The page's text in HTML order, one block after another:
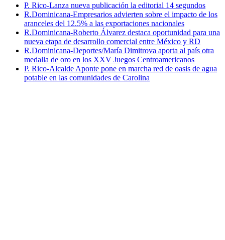
P. Rico-Lanza nueva publicación la editorial 14 segundos
R.Dominicana-Empresarios advierten sobre el impacto de los
aranceles del 12.5% a las exportaciones nacionales
R.Dominicana-Roberto Álvarez destaca oportunidad para una
nueva etapa de desarrollo comercial entre México y RD
R.Dominicana-Deportes/María Dimitrova aporta al país otra
medalla de oro en los XXV Juegos Centroamericanos
P. Rico-Alcalde Aponte pone en marcha red de oasis de agua
potable en las comunidades de Carolina